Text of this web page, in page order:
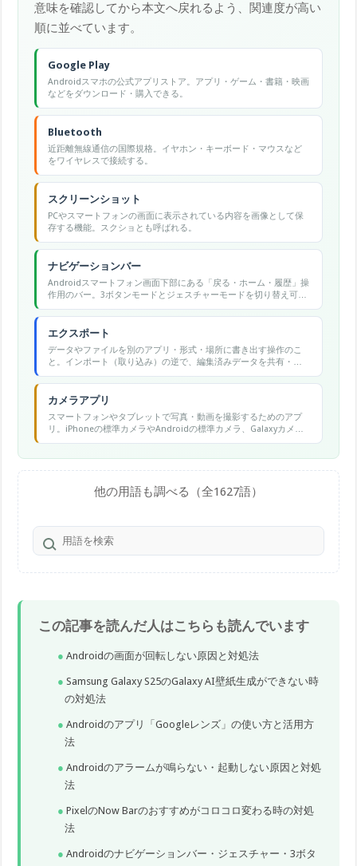
意味を確認してから本文へ戻れるよう、関連度が高い
順に並べています。
Google Play
Androidスマホの公式アプリストア。アプリ・ゲーム・書籍・映画
などをダウンロード・購入できる。
Bluetooth
近距離無線通信の国際規格。イヤホン・キーボード・マウスなど
をワイヤレスで接続する。
スクリーンショット
PCやスマートフォンの画面に表示されている内容を画像として保
存する機能。スクショとも呼ばれる。
ナビゲーションバー
Androidスマートフォン画面下部にある「戻る・ホーム・履歴」操
作用のバー。3ボタンモードとジェスチャーモードを切り替え可能
です。
エクスポート
データやファイルを別のアプリ・形式・場所に書き出す操作のこ
と。インポート（取り込み）の逆で、編集済みデータを共有・保
存・移行できる形式に変換して出力する。
カメラアプリ
スマートフォンやタブレットで写真・動画を撮影するためのアプ
リ。iPhoneの標準カメラやAndroidの標準カメラ、Galaxyカメラ
などが代表的。
他の用語も調べる（全1627語）
この記事を読んだ人はこちらも読んでいます
Androidの画面が回転しない原因と対処法
Samsung Galaxy S25のGalaxy AI壁紙生成ができない時
の対処法
Androidのアプリ「Googleレンズ」の使い方と活用方
法
Androidのアラームが鳴らない・起動しない原因と対処
法
PixelのNow Barのおすすめがコロコロ変わる時の対処
法
Androidのナビゲーションバー・ジェスチャー・3ボタ